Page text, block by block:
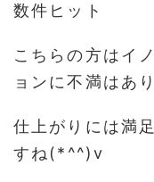
数件ヒット
こちらの方は イ
ョンに不満はあ
仕上がりには満
すね(*^^)v